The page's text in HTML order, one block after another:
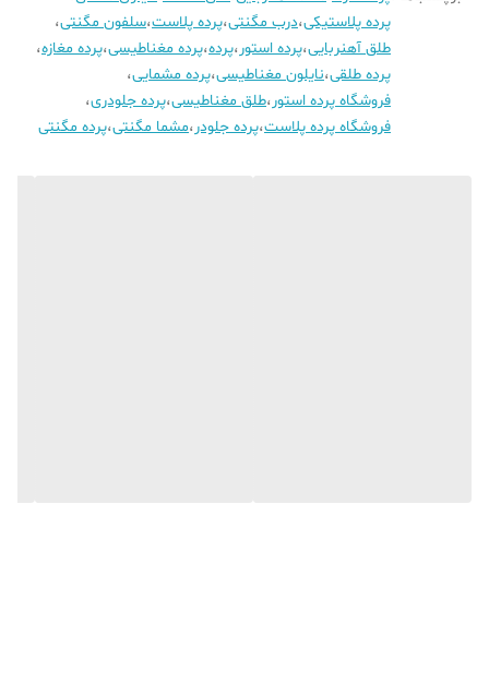
پرده پلاستیکی،درب مگنتی،پرده پلاست،سلفون مگنتی،
طلق آهنربایی،پرده استور،پرده،پرده مغناطیسی،پرده مغازه،
پرده طلقی،نایلون مغناطیسی،پرده مشمایی،
فروشگاه پرده استور،طلق مغناطیسی،پرده جلودری،
فروشگاه پرده پلاست،پرده جلودر،مشما مگنتی،پرده مگنتی